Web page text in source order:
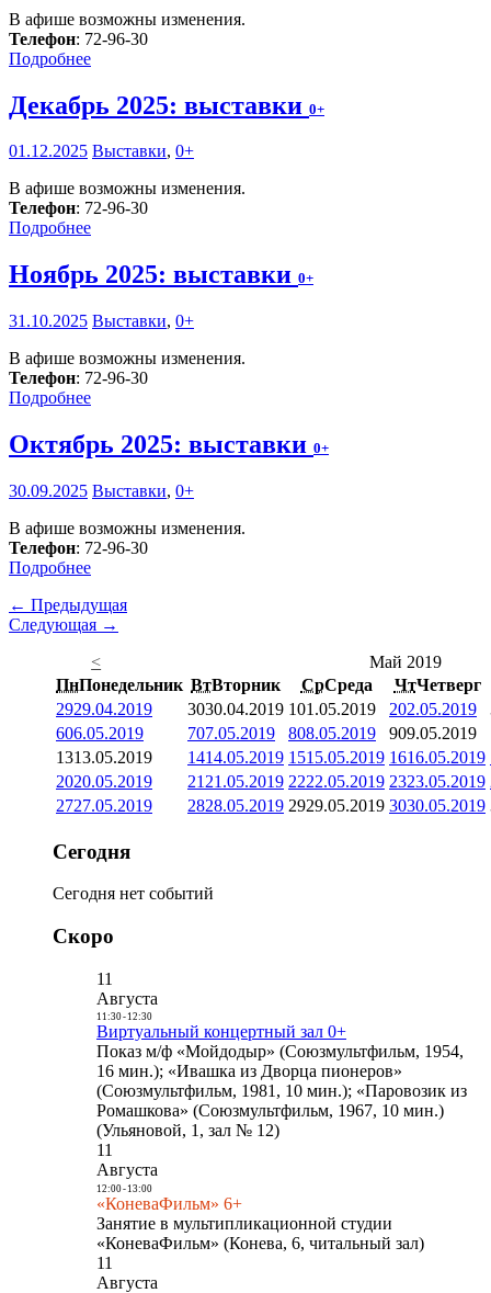
В афише возможны изменения.
Телефон: 72-96-30
Подробнее
Декабрь 2025: выставки 0+
01.12.2025 Выставки, 0+
В афише возможны изменения.
Телефон: 72-96-30
Подробнее
Ноябрь 2025: выставки 0+
31.10.2025 Выставки, 0+
В афише возможны изменения.
Телефон: 72-96-30
Подробнее
Октябрь 2025: выставки 0+
30.09.2025 Выставки, 0+
В афише возможны изменения.
Телефон: 72-96-30
Подробнее
← Предыдущая
Следующая →
<
Май 2019
ПнПонедельник ВтВторник СрСреда ЧтЧетверг
2929.04.2019 3030.04.2019 101.05.2019 202.05.2019
606.05.2019 707.05.2019 808.05.2019 909.05.2019
1313.05.2019 1414.05.2019 1515.05.2019 1616.05.2019
2020.05.2019 21 21.05.2019 2222.05.2019 2323.05.2019
2727.05.2019 2828.05.2019 2929.05.2019 3030.05.2019
Сегодня
Сегодня нет событий
Скоро
11
Августа
11:30- 12:30
Виртуальный концертный зал 0+
Показ м/ф «Мойдодыр» (Союзмультфильм, 1954,
16 мин.); «Ивашка из Дворца пионеров»
(Союзмультфильм, 1981, 10 мин.); «Паровозик из
Ромашкова» (Союзмультфильм, 1967, 10 мин.)
(Ульяновой, 1, зал № 12)
11
Августа
12:00- 13:00
«КоневаФильм» 6+
Занятие в мультипликационной студии
«КоневаФильм» (Конева, 6, читальный зал)
11
Августа